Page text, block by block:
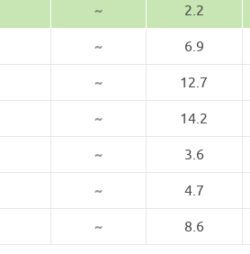
~ 2.2
~ 6.9
~ 12.7
~ 14.2
~ 3.6
~ 4.7
~ 8.6